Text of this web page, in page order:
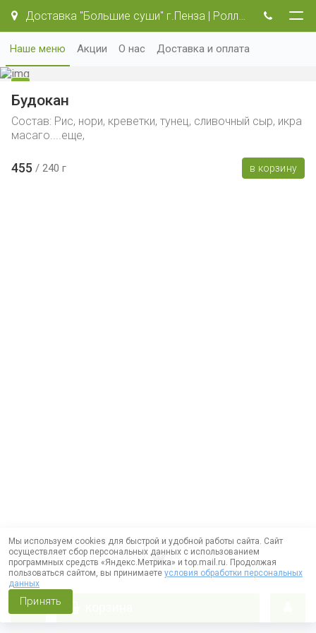
Доставка "Большие суши" г.Пенза | Роллы и пицца.
Наше меню Акции О нас Доставка и оплата
Будокан
Состав: Рис, нори, креветки, тунец, сливочный сыр, икра
масаго....еще,
455 240 г в корзину
Мы используем cookies для быстрой и удобной работы сайта. Сайт
осуществляет сбор персональных данных с использованием
программных средств «Яндекс.Метрика» и top.mail.ru. Продолжая
пользоваться сайтом, вы принимаете условия обработки персональных
данных
Принять